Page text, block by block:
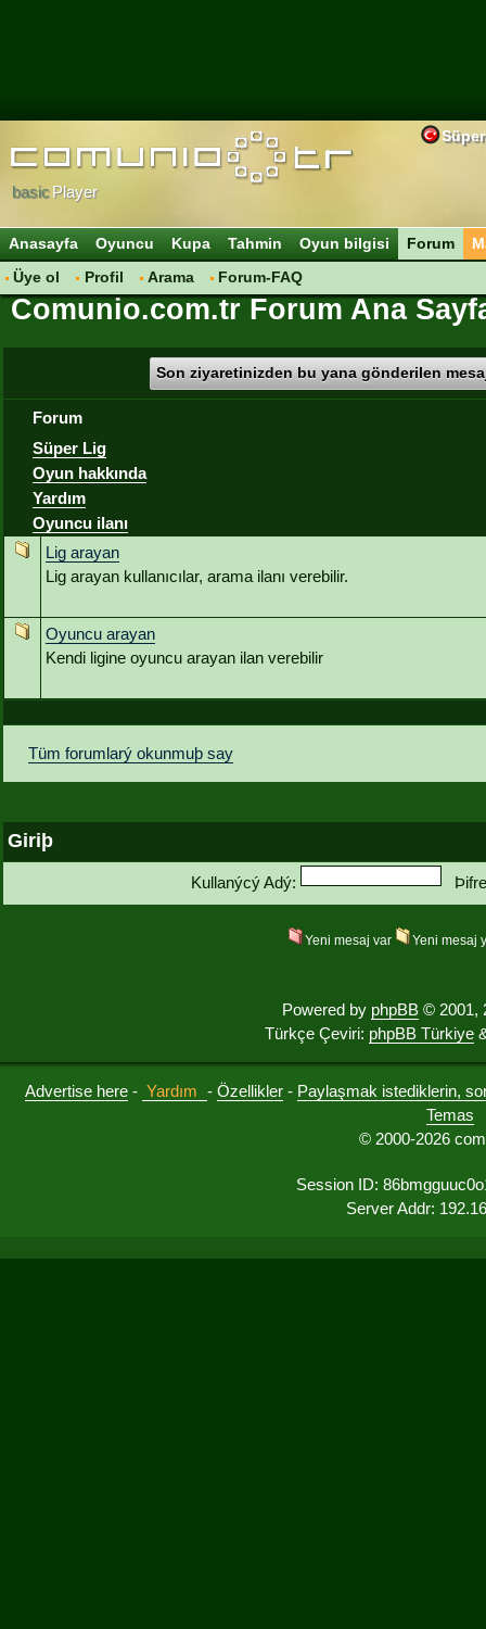
basicPlayer
Anasayfa Oyuncu Kupa Tahmin Oyun bilgisi
Forum
Üye ol
Profil Arama Forum-FAQ
Comunio.com.tr Forum Ana
Son ziyaretinizden bu yana gönderilen
Forum
Süper Lig
Oyun hakkında
Yardım
Oyuncu ilanı
Lig arayan
Lig arayan kullanıcılar, arama ilanı verebilir.
Oyuncu arayan
Kendi ligine oyuncu arayan ilan verebilir
Tüm forumlarý okunmuþ say
Giriþ
Kullanýcý Adý:
Yeni mesaj var Yeni mesaj
Powered by phpBB © 2001,
Türkçe Çeviri: phpBB Türkiye
Advertise here - Yardım - Özellikler - Paylaşmak istediklerin,
Temas
© 2000-2026
Session ID:
Server Addr: